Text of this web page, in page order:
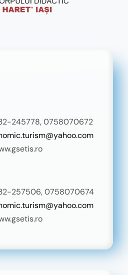
245778,0758070672
257506, 0758070674